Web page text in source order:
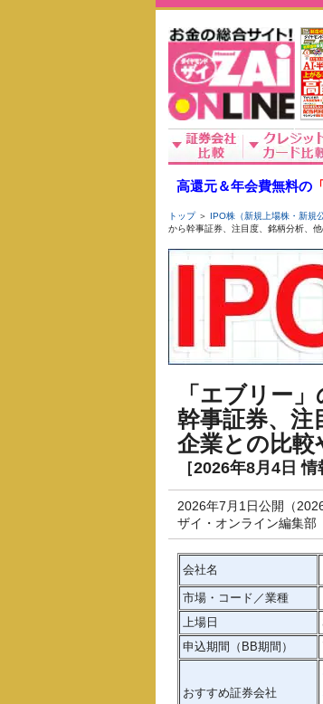
高還元＆年会費無料の
トップ＞ IPO株（新規上場株・新規
から幹事証券、注目度、銘柄分析、
「エブリー
幹事証券、注
企業との比較
［2026年8月4日 情
2026年7月1日公開（
ザイ・オンライン編集部
会社名
市場・コード／業種
上場日
申込期間（BB期間）
おすすめ証券会社